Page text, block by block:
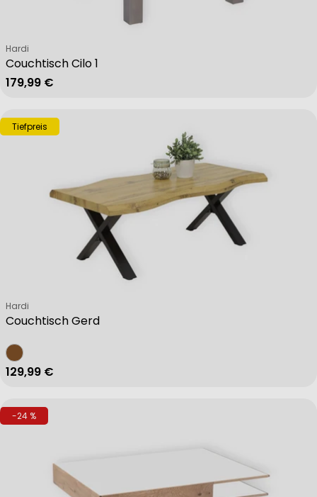
Couchtisch Cilo 1
Verkäufer:
Hardi
Regulärer Preis
179,99 €
Tiefpreis
Couchtisch Gerd
Verkäufer:
Hardi
Regulärer Preis
129,99 €
-24 %